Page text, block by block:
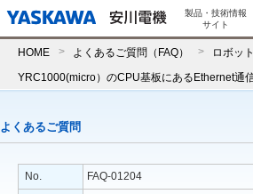
製品・技術情報
サイト
HOME よくあるご質問（FAQ） ロボット
よくあるご質問
No.
FAQ-01204